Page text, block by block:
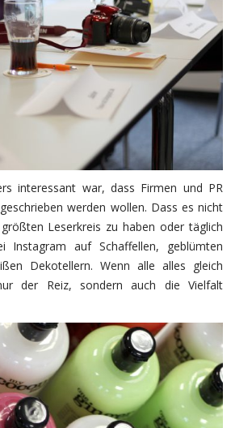
interessant war, dass Firmen und PR
werden wollen. Dass es nicht
Leserkreis zu haben oder täglich
Instagram auf Schaffellen, geblümten
Dekotellern. Wenn alle alles gleich
der Reiz, sondern auch die Vielfalt